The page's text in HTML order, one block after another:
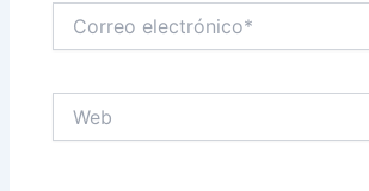
electrónico*